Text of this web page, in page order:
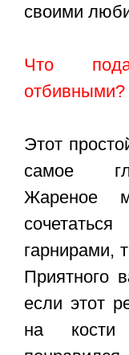
своими
Что
отбивными?
Этот
самое
Жареное
гарнирами,
Приятного
если этот
на кости